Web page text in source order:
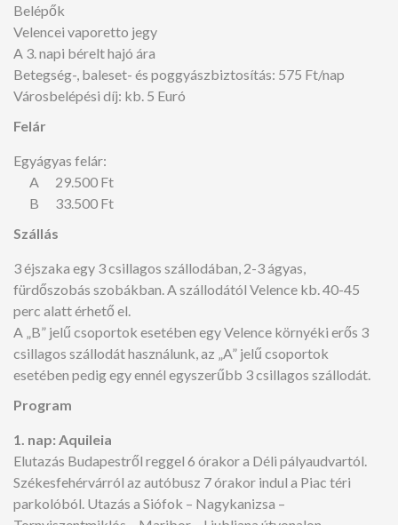
Belépők
Velencei vaporetto jegy
A 3. napi bérelt hajó ára
Betegség-, baleset- és poggyászbiztosítás: 575 Ft/nap
Városbelépési díj: kb. 5 Euró
Felár
Egyágyas felár:
A 29.500 Ft
B 33.500 Ft
Szállás
3 éjszaka egy 3 csillagos szállodában, 2-3 ágyas,
fürdőszobás szobákban. A szállodától Velence kb. 40-45
perc alatt érhető el.
A „B” jelű csoportok esetében egy Velence környéki erős 3
csillagos szállodát használunk, az „A” jelű csoportok
esetében pedig egy ennél egyszerűbb 3 csillagos szállodát.
Program
1. nap: Aquileia
Elutazás Budapestről reggel 6 órakor a Déli pályaudvartól.
Székesfehérvárról az autóbusz 7 órakor indul a Piac téri
parkolóból. Utazás a Siófok – Nagykanizsa –